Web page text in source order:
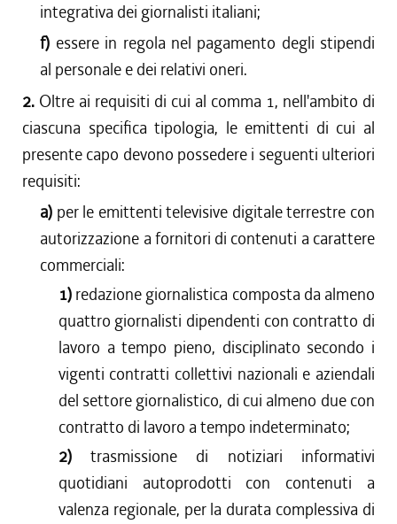
integrativa dei giornalisti italiani;
f) essere in regola nel pagamento degli stipendi
al personale e dei relativi oneri.
2. Oltre ai requisiti di cui al comma 1, nell'ambito di
ciascuna specifica tipologia, le emittenti di cui al
presente capo devono possedere i seguenti ulteriori
requisiti:
a) per le emittenti televisive digitale terrestre con
autorizzazione a fornitori di contenuti a carattere
commerciali:
1) redazione giornalistica composta da almeno
quattro giornalisti dipendenti con contratto di
lavoro a tempo pieno, disciplinato secondo i
vigenti contratti collettivi nazionali e aziendali
del settore giornalistico, di cui almeno due con
contratto di lavoro a tempo indeterminato;
2)trasmissione di notiziari informativi
quotidiani autoprodotti con contenuti a
valenza regionale, per la durata complessiva di